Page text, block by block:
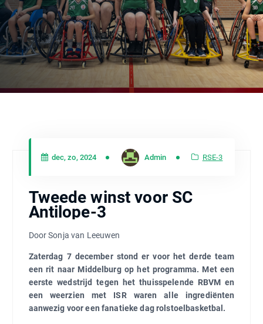
dec, zo, 2024 Admin RSE-3
Tweede winst voor SC
Antilope-3
Door Sonja van Leeuwen
Zaterdag 7 december stond er voor het derde team
een rit naar Middelburg op het programma. Met een
eerste wedstrijd tegen het thuisspelende RBVM en
een weerzien met ISR waren alle ingrediënten
aanwezig voor een fanatieke dag rolstoelbasketbal.